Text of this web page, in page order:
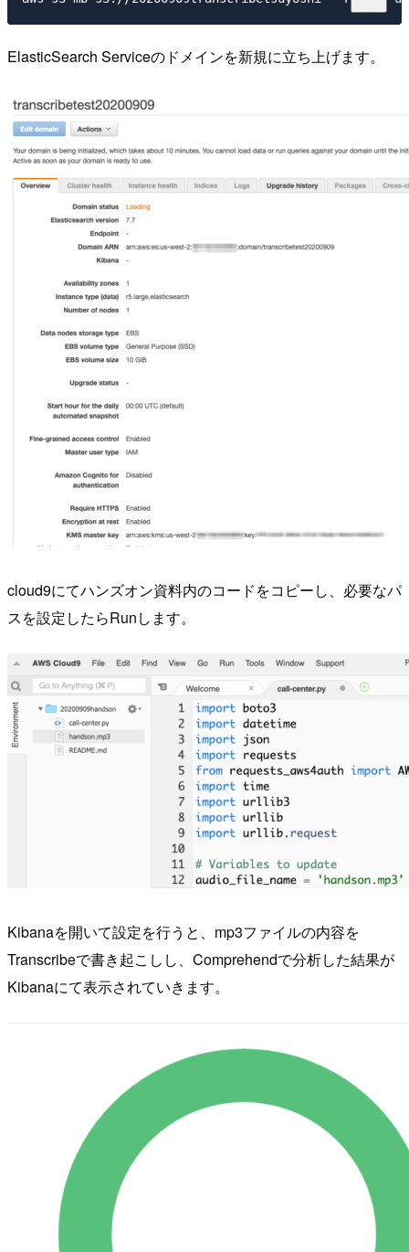
ElasticSearch Serviceのドメインを新規に立ち上げます。
cloud9にてハンズオン資料内のコードをコピーし、必要なパ
スを設定したらRunします。
Kibanaを開いて設定を行うと、mp3ファイルの内容を
Transcribeで書き起こしし、Comprehendで分析した結果が
Kibanaにて表示されていきます。